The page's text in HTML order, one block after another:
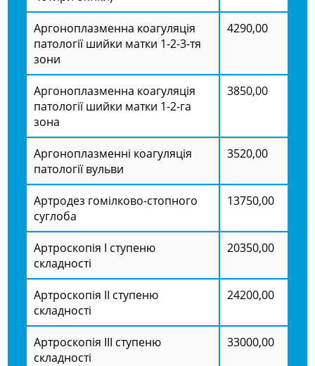
Аргоноплазменна коагуляція
патології шийки матки 1-2-3-тя
зони
4290,00
Аргоноплазменна коагуляція
патології шийки матки 1-2-га
зона
3850,00
Аргоноплазменні коагуляція
патології вульви
3520,00
Артродез гомілково-стопного
суглоба
13750,00
Артроскопія І ступеню
складності
20350,00
Артроскопія ІІ ступеню
складності
24200,00
Артроскопія ІІІ ступеню
складності
33000,00